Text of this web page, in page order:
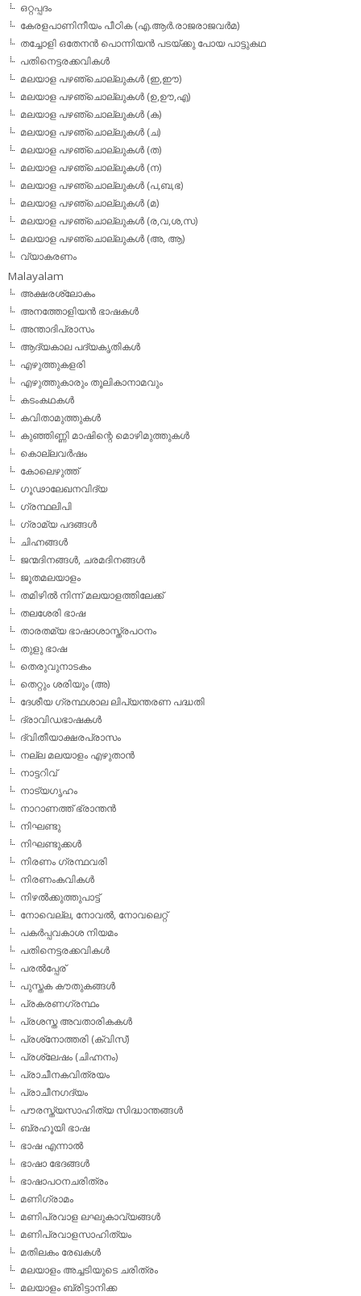
ഒറ്റപ്പദം
കേരളപാണിനീയം പീഠിക (എ.ആര്‍.രാജരാജവര്‍മ)
തച്ചോളി ഒതേനൻ പൊന്നിയൻ പടയ്‌ക്കു പോയ പാട്ടുകഥ
പതിനെട്ടരക്കവികള്‍
മലയാള പഴഞ്ചൊല്ലുകള്‍ (ഇ,ഈ)
മലയാള പഴഞ്ചൊല്ലുകള്‍ (ഉ,ഊ,എ)
മലയാള പഴഞ്ചൊല്ലുകള്‍ (ക)
മലയാള പഴഞ്ചൊല്ലുകള്‍ (ച)
മലയാള പഴഞ്ചൊല്ലുകള്‍ (ത)
മലയാള പഴഞ്ചൊല്ലുകള്‍ (ന)
മലയാള പഴഞ്ചൊല്ലുകള്‍ (പ,ബ,ഭ)
മലയാള പഴഞ്ചൊല്ലുകള്‍ (മ)
മലയാള പഴഞ്ചൊല്ലുകള്‍ (ര,വ,ശ,സ)
മലയാള പഴഞ്ചൊല്ലുകൾ (അ, ആ)
വ്യാകരണം
Malayalam
അക്ഷരശ്ലോകം
അനത്തോളിയന്‍ ഭാഷകള്‍
അന്താദിപ്രാസം
ആദ്യകാല പദ്യകൃതികള്‍
എഴുത്തുകളരി
എഴുത്തുകാരും തൂലികാനാമവും
കടംകഥകള്‍
കവിതാമുത്തുകള്‍
കുഞ്ഞിണ്ണി മാഷിന്റെ മൊഴിമുത്തുകള്‍
കൊല്ലവര്‍ഷം
കോലെഴുത്ത്
ഗൂഢാലേഖനവിദ്യ
ഗ്രന്ഥലിപി
ഗ്രാമ്യ പദങ്ങള്‍
ചിഹ്നങ്ങള്‍
ജന്മദിനങ്ങള്‍, ചരമദിനങ്ങള്‍
ജൂതമലയാളം
തമിഴില്‍ നിന്ന് മലയാളത്തിലേക്ക്
തലശേരി ഭാഷ
താരതമ്യ ഭാഷാശാസ്ത്രപഠനം
തുളു ഭാഷ
തെരുവുനാടകം
തെറ്റും ശരിയും (അ)
ദേശീയ ഗ്രന്ഥശാല ലിപ്യന്തരണ പദ്ധതി
ദ്രാവിഡഭാഷകള്‍
ദ്വിതീയാക്ഷരപ്രാസം
നല്ല മലയാളം എഴുതാന്‍
നാട്ടറിവ്
നാട്യഗൃഹം
നാറാണത്ത് ഭ്രാന്തന്‍
നിഘണ്ടു
നിഘണ്ടുക്കള്‍
നിരണം ഗ്രന്ഥവരി
നിരണംകവികള്‍
നിഴല്‍ക്കുത്തുപാട്ട്
നോവെല്ല, നോവല്‍, നോവലെറ്റ്
പകര്‍പ്പവകാശ നിയമം
പതിനെട്ടരക്കവികള്‍
പരല്‍പ്പേര്
പുസ്തക കൗതുകങ്ങള്‍
പ്രകരണഗ്രന്ഥം
പ്രശസ്ത അവതാരികകള്‍
പ്രശ്‌നോത്തരി (ക്വിസ്)
പ്രശ്ലേഷം (ചിഹ്നനം)
പ്രാചീനകവിത്രയം
പ്രാചീനഗദ്യം
പൗരസ്ത്യസാഹിത്യ സിദ്ധാന്തങ്ങള്‍
ബ്രഹൂയി ഭാഷ
ഭാഷ എന്നാല്‍
ഭാഷാ ഭേദങ്ങള്‍
ഭാഷാപഠനചരിത്രം
മണിഗ്രാമം
മണിപ്രവാള ലഘുകാവ്യങ്ങള്‍
മണിപ്രവാളസാഹിത്യം
മതിലകം രേഖകള്‍
മലയാളം അച്ചടിയുടെ ചരിത്രം
മലയാളം ബ്രിട്ടാനിക്ക